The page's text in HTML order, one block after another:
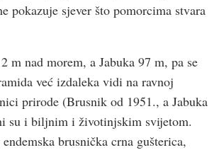
pokazuje sjever što pomorcima stvara
m nad morem, a Jabuka 97 m, pa se
već izdaleka vidi na ravnoj
prirode (Brusnik od 1951., a Jabuka
su i biljnim i životinjskim svijetom.
brusnička crna gušterica,